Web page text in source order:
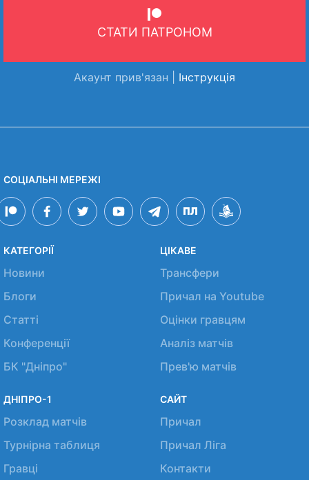
СТАТИ ПАТРОНОМ
Акаунт прив'язан | Інструкція
СОЦІАЛЬНІ МЕРЕЖІ
КАТЕГОРІЇ
Новини
Блоги
Статті
Конференції
БК "Дніпро"
ЦІКАВЕ
Трансфери
Причал на Youtube
Оцінки гравцям
Аналіз матчів
Прев'ю матчів
ДНІПРО-1
Розклад матчів
Турнірна таблиця
Гравці
САЙТ
Причал
Причал Ліга
Контакти